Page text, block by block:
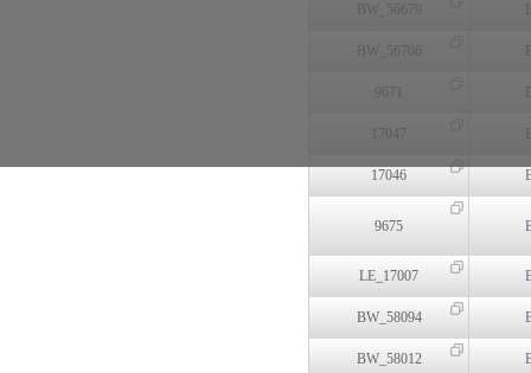
BW_56679
BW_56706
9671
17047
17046
9675
LE_17007
BW_58094
BW_58012